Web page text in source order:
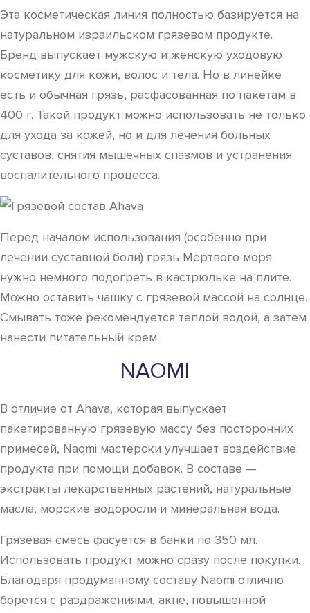
Эта косметическая линия полностью базируется на
натуральном израильском грязевом продукте.
Бренд выпускает мужскую и женскую уходовую
косметику для кожи, волос и тела. Но в линейке
есть и обычная грязь, расфасованная по пакетам в
400 г. Такой продукт можно использовать не только
для ухода за кожей, но и для лечения больных
суставов, снятия мышечных спазмов и устранения
воспалительного процесса.
Перед началом использования (особенно при
лечении суставной боли) грязь Мертвого моря
нужно немного подогреть в кастрюльке на плите.
Можно оставить чашку с грязевой массой на солнце.
Смывать тоже рекомендуется теплой водой, а затем
нанести питательный крем.
NAOMI
В отличие от Ahava, которая выпускает
пакетированную грязевую массу без посторонних
примесей, Naomi мастерски улучшает воздействие
продукта при помощи добавок. В составе —
экстракты лекарственных растений, натуральные
масла, морские водоросли и минеральная вода.
Грязевая смесь фасуется в банки по 350 мл.
Использовать продукт можно сразу после покупки.
Благодаря продуманному составу Naomi отлично
борется с раздражениями, акне, повышенной